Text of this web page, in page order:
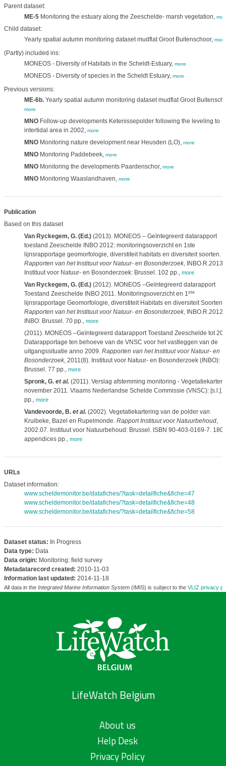
Parent dataset:
ME-5Monitoring the estuary along the Zeeschelde- marsh vegetation,
Child dataset:
Yearly spatial autumn monitoring dataset mudflat Groot Buitenschoor, more
(Partly) included ins:
MONEOS - Diversity of Habitats in the Scheldt-Estuary, more
MONEOS - Diversity of species in the Scheldt Estuary, more
Previous versions:
ME-6b.Yearly spatial autumn monitoring dataset mudflat Groot
more
MNOFollow-up developments Ketenissepolder following the leveling to
intertidal area in 2002, more
MNOMonitoring nature development near Heusden (LO), more
MNOMonitoring Paddebeek, more
MNOMonitoring the developments Paardenschor, more
MNOMonitoring Waaslandhaven, more
Publication
Based on this dataset
Van Ryckegem, G. (Ed.)(2013). MONEOS – Geïntegreerd datarapport
toestand Zeeschelde INBO 2012: monitoringsoverzicht en 1ste
lijnsrapportage geomorfologie, diverstiteit habitats en diversiteit soorten.
Rapporten van het Instituut voor Natuur- en Bosonderzoek,
Instituut voor Natuur- en Bosonderzoek: Brussel. 102 pp. more
Van Ryckegem, G. (Ed.)(2012). MONEOS –Geïntegreerd datarapport
Toestand Zeeschelde INBO 2011. Monitoringsoverzicht en 1ste
lijnsrapportage Geomorfologie, diverstiteit Habitats en diversiteit Soorten.
Rapporten van het Instituut voor Natuur- en Bosonderzoek,
INBO: Brussel. 70 pp. more
(2011). MONEOS –Geïntegreerd datarapport Toestand Zeeschelde tot
Datarapportage ten behoeve van de VNSC voor het vastleggen van de
uitgangssituatie anno 2009. Rapporten van het Instituut voor Natuur- en
Bosonderzoek, 2011(8). Instituut voor Natuur- en Bosonderzoek (INBO):
Brussel. 77 pp. more
Spronk, G. et al.(2011). Verslag afstemming monitoring -
november 2011. Vlaams Nederlandse Schelde Commissie (VNSC): [s.l.].
pp. more
Vandevoorde, B. et al.(2002). Vegetatiekartering van de polder van
Kruibeke, Bazel en Rupelmonde. Rapport Instituut voor Natuurbehoud,
2002.07. Instituut voor Natuurbehoud: Brussel. ISBN 90-403-0169-7. 180
appendices pp. more
URLs
Dataset information:
www.scheldemonitor.be/datafiches/?task=detailfiche&fiche=47
www.scheldemonitor.be/datafiches/?task=detailfiche&fiche=48
www.scheldemonitor.be/datafiches/?task=detailfiche&fiche=58
Dataset status: In Progress
Data type: Data
Data origin: Monitoring: field survey
Metadatarecord created: 2010-11-03
Information last updated: 2014-11-18
All data in the Integrated Marine Information System(IMIS) is subject to the VLIZ privacy
LifeWatch Belgium
About us
Help Desk
Privacy Policy